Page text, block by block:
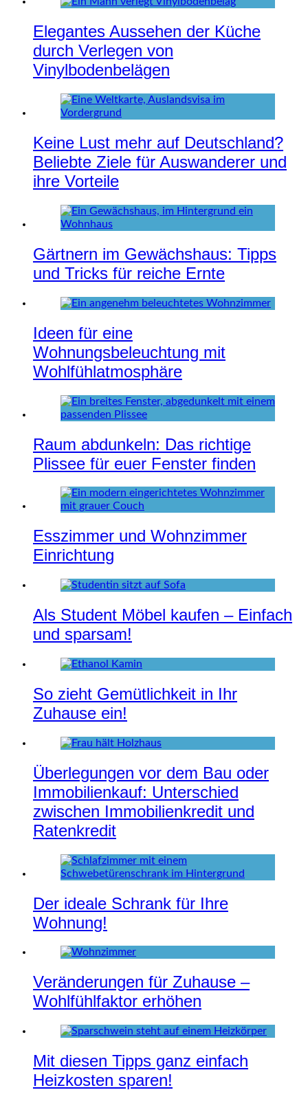
Elegantes Aussehen der Küche
durch Verlegen von
Vinylbodenbelägen
Keine Lust mehr auf Deutschland?
Beliebte Ziele für Auswanderer und
ihre Vorteile
Gärtnern im Gewächshaus: Tipps
und Tricks für reiche Ernte
Ideen für eine
Wohnungsbeleuchtung mit
Wohlfühlatmosphäre
Raum abdunkeln: Das richtige
Plissee für euer Fenster finden
Esszimmer und Wohnzimmer
Einrichtung
Als Student Möbel kaufen – Einfach
und sparsam!
So zieht Gemütlichkeit in Ihr
Zuhause ein!
Überlegungen vor dem Bau oder
Immobilienkauf: Unterschied
zwischen Immobilienkredit und
Ratenkredit
Der ideale Schrank für Ihre
Wohnung!
Veränderungen für Zuhause –
Wohlfühlfaktor erhöhen
Mit diesen Tipps ganz einfach
Heizkosten sparen!